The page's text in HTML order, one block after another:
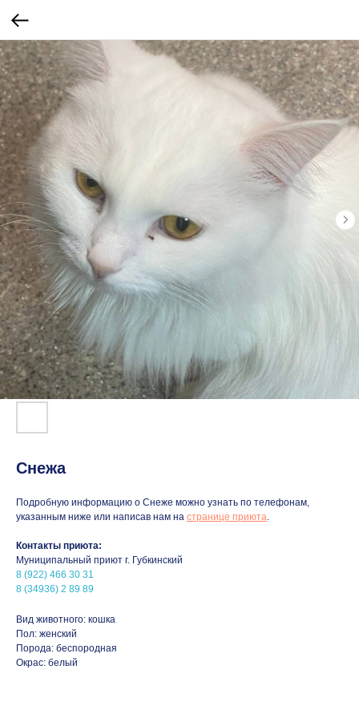
Снежа
Подробную информацию о Снеже можно узнать по телефонам,
указанным ниже или написав нам на странице приюта.
Контакты приюта:
Муниципальный приют г. Губкинский
8 (922) 466 30 31
8 (34936) 2 89 89
Вид животного: кошка
Пол: женский
Порода: беспородная
Окрас: белый